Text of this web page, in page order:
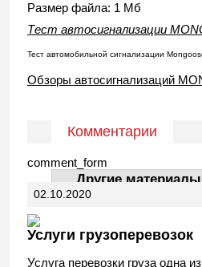
Размер файла: 1 Мб
Тест автосигнализации
Тест автомобильной сигнализации
Обзоры автосигнализаций
Комментарии
comment_form
Другие
АвтоДела
02.10.2020
Услуги грузоперевозок
Услуга перевозки груза одна